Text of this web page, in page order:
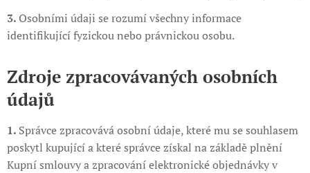
3. Osobními údaji se rozumí všechny informace
identifikující fyzickou nebo právnickou osobu.
Zdroje zpracovávaných osobních
údajů
1. Správce zpracovává osobní údaje, které mu se souhlasem
poskytl kupující a které správce získal na základě plnění
Kupní smlouvy a zpracování elektronické objednávky v